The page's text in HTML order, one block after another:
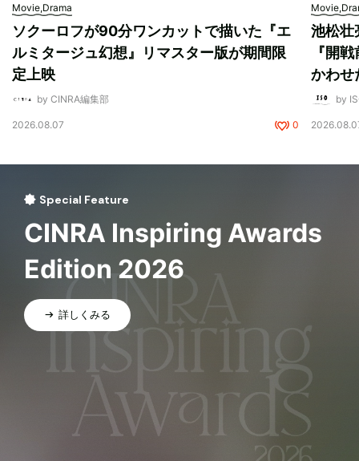
Movie,Drama
ソクーロフが90分ワンカットで描いた『エ
ルミタージュ幻想』リマスター版が期間限
定上映
by CINRA編集部
2026.08.07 0
池松壮
『開
かわせ
by
Special Feature
CINRA Inspiring Awards
Edition 2026
詳しくみる